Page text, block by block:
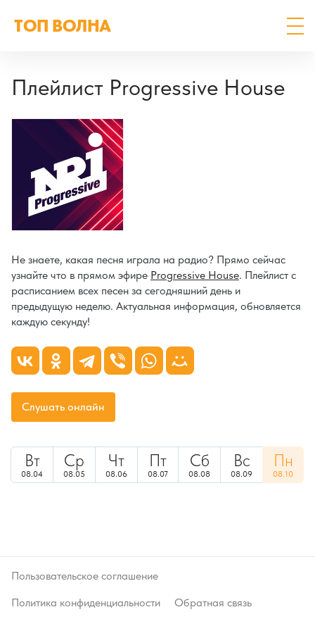
ТОП ВОЛНА
Плейлист Progressive House
Не знаете, какая песня играла на радио? Прямо сейчас
узнайте что в прямом эфире Progressive House. Плейлист с
расписанием всех песен за сегодняшний день и
предыдущую неделю. Актуальная информация, обновляется
каждую секунду!
Слушать онлайн
Вт
08.04
Ср
08.05
Чт
08.06
Пт
08.07
Сб
08.08
Вс
08.09
Пн
08.10
Пользовательское соглашение
Политика конфиденциальности
Обратная связь